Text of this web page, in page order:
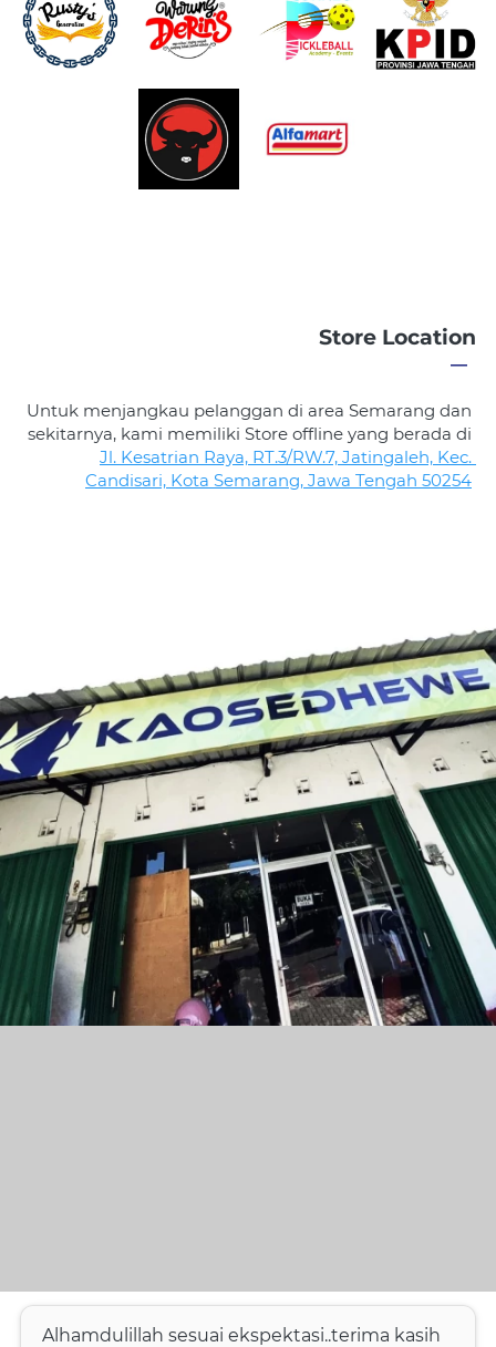
Store Location
―
Untuk menjangkau pelanggan di area Semarang dan
sekitarnya, kami memiliki Store offline yang berada di
Jl. Kesatrian Raya, RT.3/RW.7, Jatingaleh, Kec.
Candisari, Kota Semarang, Jawa Tengah 50254
Alhamdulillah sesuai ekspektasi..terima kasih